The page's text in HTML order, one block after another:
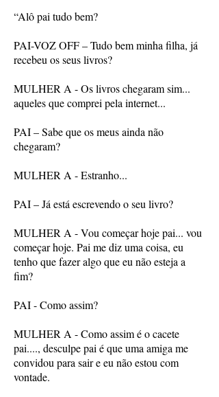
“Alô pai tudo bem?
PAI-VOZ OFF – Tudo bem minha filha, já
recebeu os seus livros?
MULHER A - Os livros chegaram sim...
aqueles que comprei pela internet...
PAI – Sabe que os meus ainda não
chegaram?
MULHER A - Estranho...
PAI – Já está escrevendo o seu livro?
MULHER A - Vou começar hoje pai... vou
começar hoje. Pai me diz uma coisa, eu
tenho que fazer algo que eu não esteja a
fim?
PAI - Como assim?
MULHER A - Como assim é o cacete
pai...., desculpe pai é que uma amiga me
convidou para sair e eu não estou com
vontade.